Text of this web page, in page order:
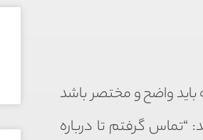
باید واضح و مختصر باشد
“تماس گرفتم تا درباره